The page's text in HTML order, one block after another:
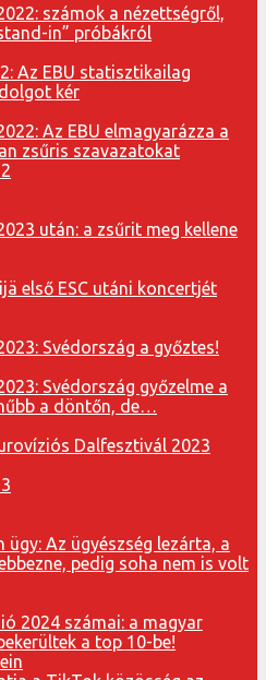
számok a nézettségről,
in” próbákról
Az EBU statisztikailag
kér
Az EBU elmagyarázza a
zsűris szavazatokat
után: a zsűrit meg kellene
első ESC utáni koncertjét
Svédország a győztes!
Svédország győzelme a
a döntőn, de…
Dalfesztivál 2023
ügy: Az ügyészség lezárta, a
pedig soha nem is volt
2024 számai: a magyar
a top 10-be!